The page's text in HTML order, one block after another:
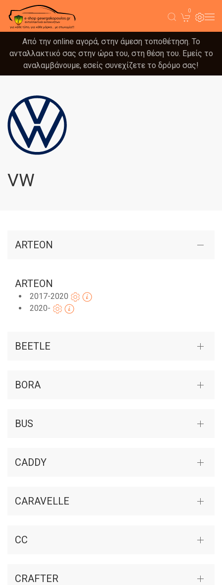
0
Από την online αγορά, στην άμεση τοποθέτηση. Το
ανταλλακτικό σας στην ώρα του, στη θέση του. Εμείς το
αναλαμβάνουμε, εσείς συνεχίζετε το δρόμο σας!
VW
ARTEON
ARTEON
2017-2020
2020-
BEETLE
BORA
BUS
CADDY
CARAVELLE
CC
CRAFTER